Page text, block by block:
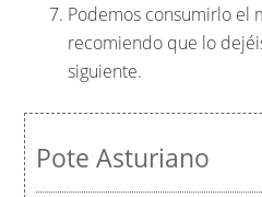
Podemos consumirlo el
recomiendo que lo
siguiente.
Pote Asturiano